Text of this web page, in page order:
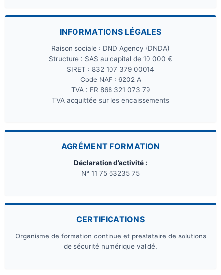
INFORMATIONS LÉGALES
Raison sociale : DND Agency (DNDA)
Structure : SAS au capital de 10 000 €
SIRET : 832 107 379 00014
Code NAF : 6202 A
TVA : FR 868 321 073 79
TVA acquittée sur les encaissements
AGRÉMENT FORMATION
Déclaration d’activité :
N° 11 75 63235 75
CERTIFICATIONS
Organisme de formation continue et prestataire de solutions
de sécurité numérique validé.